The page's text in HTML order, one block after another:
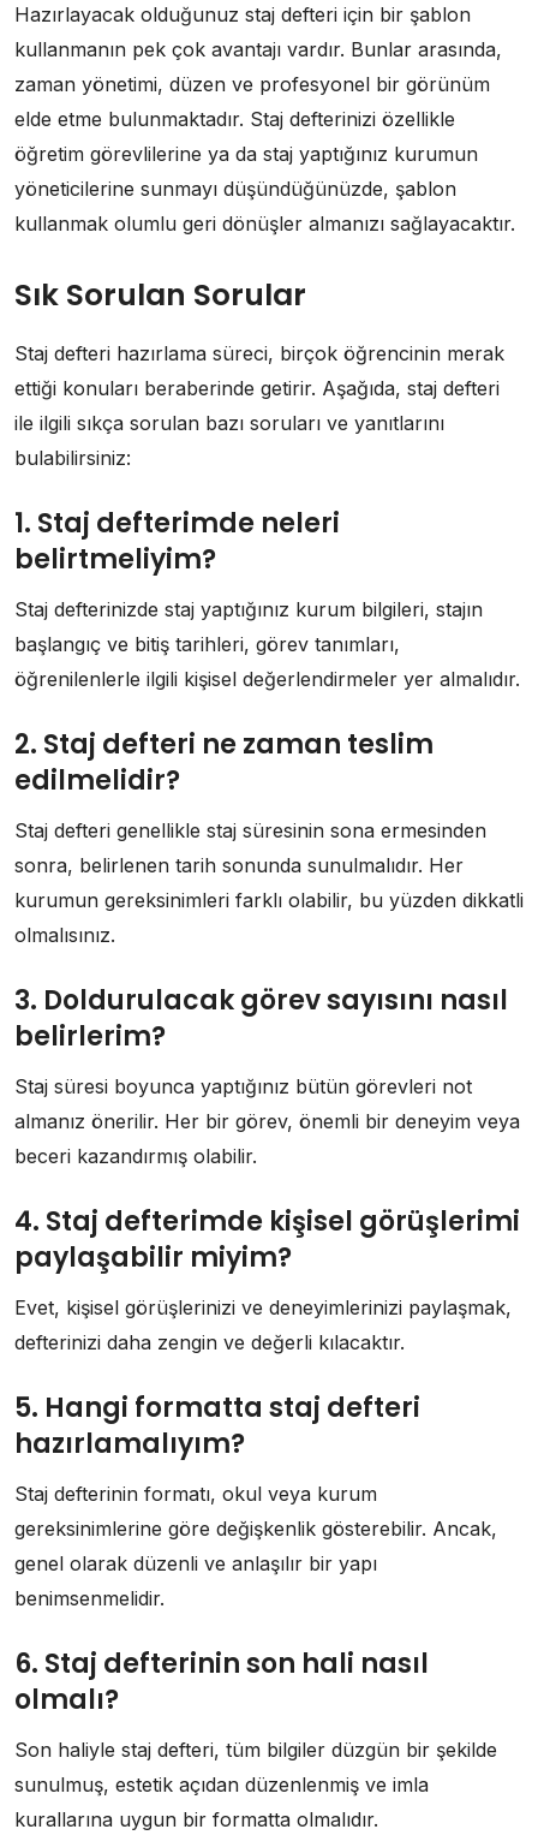
Hazırlayacak olduğunuz staj defteri için bir şablon
kullanmanın pek çok avantajı vardır. Bunlar arasında,
zaman yönetimi, düzen ve profesyonel bir görünüm
elde etme bulunmaktadır. Staj defterinizi özellikle
öğretim görevlilerine ya da staj yaptığınız kurumun
yöneticilerine sunmayı düşündüğünüzde, şablon
kullanmak olumlu geri dönüşler almanızı sağlayacaktır.
Sık Sorulan Sorular
Staj defteri hazırlama süreci, birçok öğrencinin merak
ettiği konuları beraberinde getirir. Aşağıda, staj defteri
ile ilgili sıkça sorulan bazı soruları ve yanıtlarını
bulabilirsiniz:
1. Staj defterimde neleri
belirtmeliyim?
Staj defterinizde staj yaptığınız kurum bilgileri, stajın
başlangıç ve bitiş tarihleri, görev tanımları,
öğrenilenlerle ilgili kişisel değerlendirmeler yer almalıdır.
2. Staj defteri ne zaman teslim
edilmelidir?
Staj defteri genellikle staj süresinin sona ermesinden
sonra, belirlenen tarih sonunda sunulmalıdır. Her
kurumun gereksinimleri farklı olabilir, bu yüzden dikkatli
olmalısınız.
3. Doldurulacak görev sayısını nasıl
belirlerim?
Staj süresi boyunca yaptığınız bütün görevleri not
almanız önerilir. Her bir görev, önemli bir deneyim veya
beceri kazandırmış olabilir.
4. Staj defterimde kişisel görüşlerimi
paylaşabilir miyim?
Evet, kişisel görüşlerinizi ve deneyimlerinizi paylaşmak,
defterinizi daha zengin ve değerli kılacaktır.
5. Hangi formatta staj defteri
hazırlamalıyım?
Staj defterinin formatı, okul veya kurum
gereksinimlerine göre değişkenlik gösterebilir. Ancak,
genel olarak düzenli ve anlaşılır bir yapı
benimsenmelidir.
6. Staj defterinin son hali nasıl
olmalı?
Son haliyle staj defteri, tüm bilgiler düzgün bir şekilde
sunulmuş, estetik açıdan düzenlenmiş ve imla
kurallarına uygun bir formatta olmalıdır.